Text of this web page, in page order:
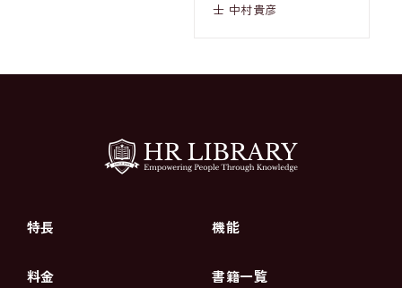
士 中村貴彦
特長 機能
料金 書籍一覧